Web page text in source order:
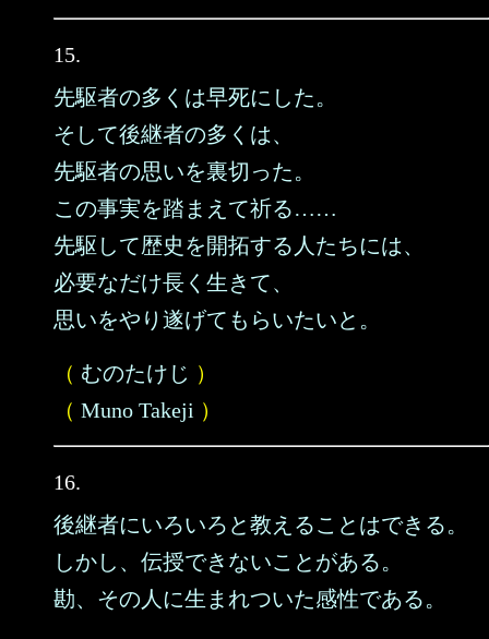
15.
先駆者の多くは早死にした。
そして後継者の多くは、
先駆者の思いを裏切った。
この事実を踏まえて祈る……
先駆して歴史を開拓する人たちには、
必要なだけ長く生きて、
思いをやり遂げてもらいたいと。
（ むのたけじ ）
（ Muno Takeji ）
16.
後継者にいろいろと教えることはできる。
しかし、伝授できないことがある。
勘、その人に生まれついた感性である。